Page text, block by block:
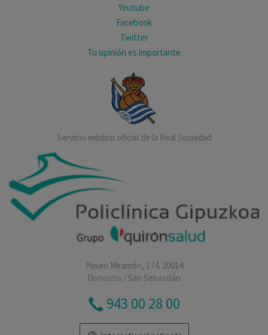
Youtube
Facebook
Twitter
Tu opinión es importante
Servicio médico oficial de la Real Sociedad
Paseo Miramón, 174. 20014
Donostia / San Sebastián
943 00 28 00